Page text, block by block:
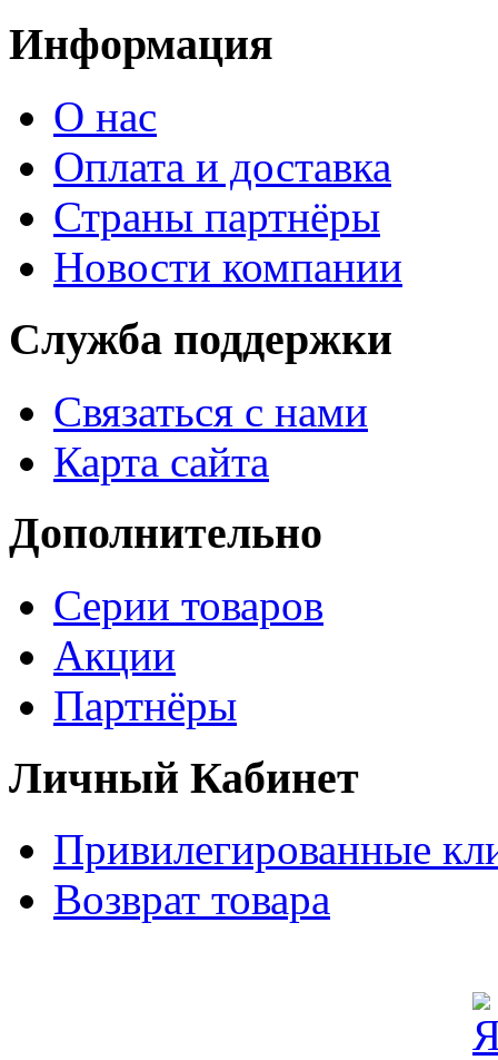
Информация
О нас
Оплата и доставка
Страны партнёры
Новости компании
Служба поддержки
Связаться с нами
Карта сайта
Дополнительно
Серии товаров
Акции
Партнёры
Личный Кабинет
Привилегированные
Возврат товара